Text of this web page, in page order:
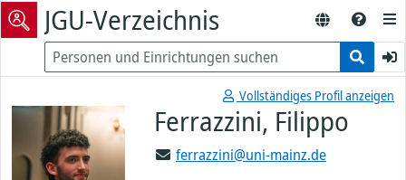
JGU-Verzeichnis
Vollständiges Profil anzeigen
Ferrazzini, Filippo
ferrazzini@uni-mainz.de